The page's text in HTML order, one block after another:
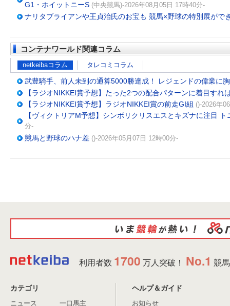
G1・ホイットニーS (中央競馬)-2026年08月05日 17時40分-
ナリタブライアンや王貞治氏のお宝も 競馬×野球の特別展がで
コンテナワールド関連コラム
netkeibaコラム タレコミコラム
武豊騎手、前人未到の通算5000勝達成！ レジェンドの偉業に
【ラジオNIKKEI賞予想】たった2つの配合パターンに着目すれ
【ラジオNIKKEI賞予想】ラジオNIKKEI賞の前走GI組 ()-2026年
【ヴィクトリアM予想】シンボリクリスエスとキズナに注目
分-
競馬と野球のハナ差 ()-2026年05月07日 12時00分-
利用者数 1700 万人突破！ No.1 競
カテゴリ
ニュース 一口馬主
ヘルプ＆ガイド
お知らせ